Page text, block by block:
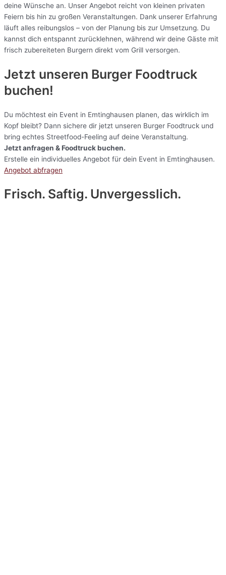
deine Wünsche an. Unser Angebot reicht von kleinen privaten
Feiern bis hin zu großen Veranstaltungen. Dank unserer Erfahrung
läuft alles reibungslos – von der Planung bis zur Umsetzung. Du
kannst dich entspannt zurücklehnen, während wir deine Gäste mit
frisch zubereiteten Burgern direkt vom Grill versorgen.
Jetzt unseren Burger Foodtruck
buchen!
Du möchtest ein Event in Emtinghausen planen, das wirklich im
Kopf bleibt? Dann sichere dir jetzt unseren Burger Foodtruck und
bring echtes Streetfood-Feeling auf deine Veranstaltung.
Jetzt anfragen & Foodtruck buchen.
Erstelle ein individuelles Angebot für dein Event in Emtinghausen.
Angebot abfragen
Frisch. Saftig. Unvergesslich.